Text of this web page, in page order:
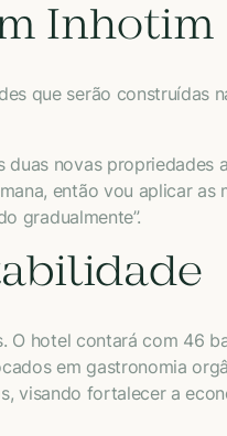
Inhotim
que serão construídas
novas
então vou aplicar
gradualmente”.
hotel contará com 46
em gastronomia
visando fortalecer a